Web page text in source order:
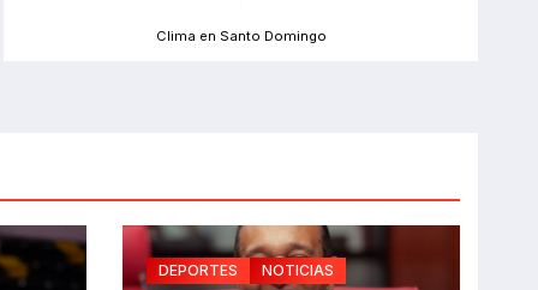
Clima en Santo Domingo
DEPORTES NOTICIAS